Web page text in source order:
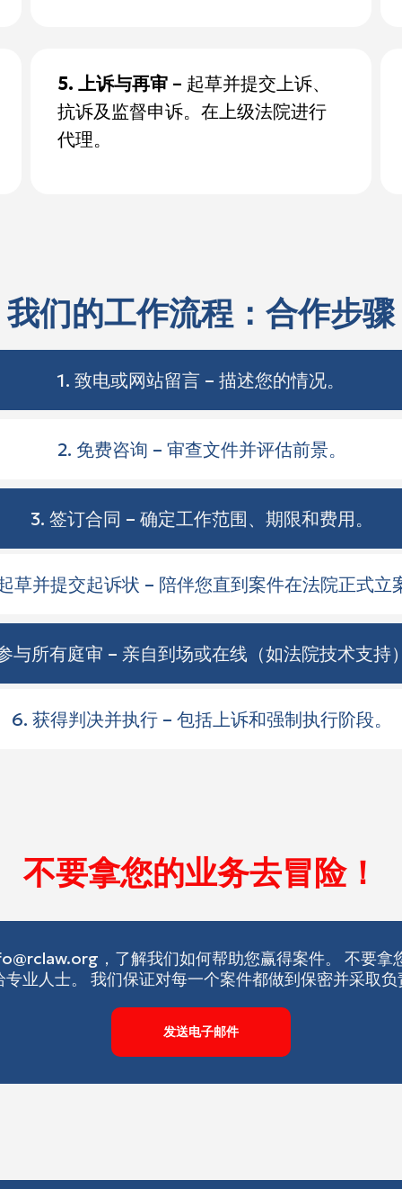
5. 上诉与再审 – 起草并提交上诉、
抗诉及监督申诉。在上级法院进行
代理。
我们的工作流程：合作步骤
1. 致电或网站留言 – 描述您的情况。
2. 免费咨询 – 审查文件并评估前景。
3. 签订合同 – 确定工作范围、期限和费用。
草并提交起诉状 – 陪伴您直到案件在法院正式立
6. 获得判决并执行 – 包括上诉和强制执行阶段。
与所有庭审 – 亲自到场或在线（如法院技术支持
不要拿您的业务去冒险！
，了解我们如何帮助您赢得案件。 不要
业人士。 我们保证对每一个案件都做到保密并采取负
发送电子邮件